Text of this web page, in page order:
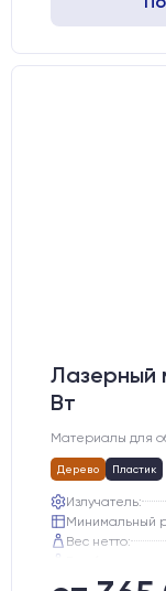
Лазерный
Вт
Материалы для
Дерево Пластик
Излучатель:
Минимальный
Вес нетто:
Транспортный